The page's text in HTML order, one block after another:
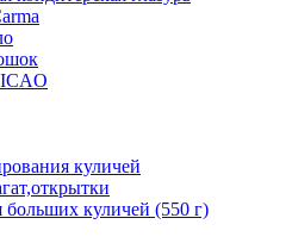
куличей
куличей (550 г)